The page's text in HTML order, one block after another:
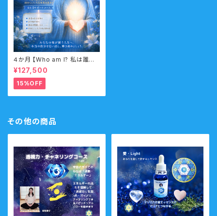
４か月 【Who am I? 私は誰な
のか？】サポートコース なんの
ために生まれてきたのか？人生
の目的・使命・生きがいサポート
コース （人生の目的・魂の使命）
¥127,500
15%OFF
その他の商品